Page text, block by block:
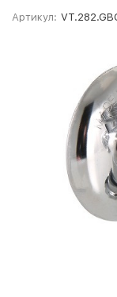
Артикул: